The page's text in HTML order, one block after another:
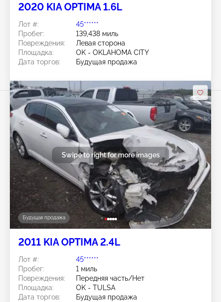
2020 KIA OPTIMA 1.6L
Лот #:
45******
Пробег:
139,438 миль
Повреждения:
Левая сторона
Площадка:
OK - OKLAHOMA CITY
Дата торгов:
Будущая продажа
Будущая продажа
Swipe to right for more images
2011 KIA OPTIMA 2.4L
Лот #:
45******
Пробег:
1 миль
Повреждения:
Передняя часть/Нет
Площадка:
OK - TULSA
Дата торгов:
Будущая продажа